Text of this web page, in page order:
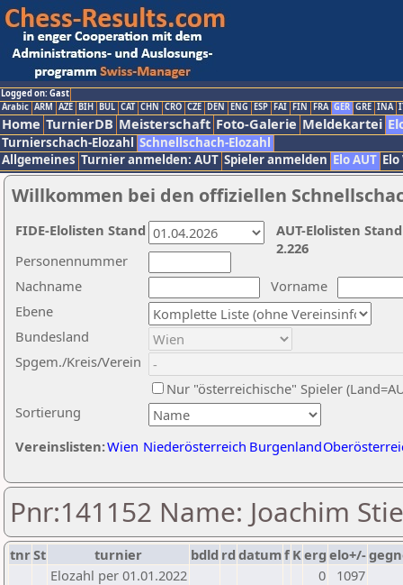
Logged on: Gast
Arabic ARM AZE BIH BUL CAT CHN CRO CZE DEN ENG ESP FAI FIN FRA GER GRE INA
Home TurnierDB Meisterschaft Foto-Galerie Meldekartei
Turnierschach-Elozahl Schnellschach-Elozahl
Allgemeines Turnier anmelden: AUT Spieler anmelden Elo AUT
Willkommen bei den offiziellen
Nachname
Vorname
Ebene
Sortierung
Personennummer
Bundesland
Spgem./Kreis/Verein
Nur "österreichische" Spieler
Vereinslisten:Wien Niederösterreich Burgenland
AUT-Elolisten
2.226
FIDE-Elolisten Stand
Pnr:141152 Name: Joachim
tnrSt turnier bdld rd datumf Kerg elo+/-
Elozahl per 01.01.2022
0
1097